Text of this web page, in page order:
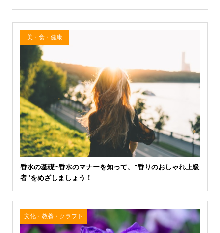
美・食・健康
香水の基礎~香水のマナーを知って、”香りのおしゃれ上級
者”をめざしましょう！
文化・教養・クラフト